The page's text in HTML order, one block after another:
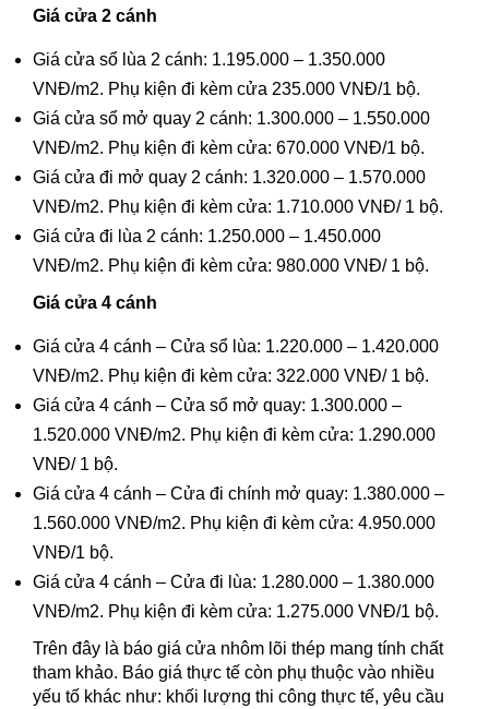
Giá cửa 2 cánh
Giá cửa sổ lùa 2 cánh: 1.195.000 – 1.350.000
VNĐ/m2. Phụ kiện đi kèm cửa 235.000 VNĐ/1 bộ.
Giá cửa sổ mở quay 2 cánh: 1.300.000 – 1.550.000
VNĐ/m2. Phụ kiện đi kèm cửa: 670.000 VNĐ/1 bộ.
Giá cửa đi mở quay 2 cánh: 1.320.000 – 1.570.000
VNĐ/m2. Phụ kiện đi kèm cửa: 1.710.000 VNĐ/ 1 bộ.
Giá cửa đi lùa 2 cánh: 1.250.000 – 1.450.000
VNĐ/m2. Phụ kiện đi kèm cửa: 980.000 VNĐ/ 1 bộ.
Giá cửa 4 cánh
Giá cửa 4 cánh – Cửa sổ lùa: 1.220.000 – 1.420.000
VNĐ/m2. Phụ kiện đi kèm cửa: 322.000 VNĐ/ 1 bộ.
Giá cửa 4 cánh – Cửa sổ mở quay: 1.300.000 –
1.520.000 VNĐ/m2. Phụ kiện đi kèm cửa: 1.290.000
VNĐ/ 1 bộ.
Giá cửa 4 cánh – Cửa đi chính mở quay: 1.380.000 –
1.560.000 VNĐ/m2. Phụ kiện đi kèm cửa: 4.950.000
VNĐ/1 bộ.
Giá cửa 4 cánh – Cửa đi lùa: 1.280.000 – 1.380.000
VNĐ/m2. Phụ kiện đi kèm cửa: 1.275.000 VNĐ/1 bộ.
Trên đây là báo giá cửa nhôm lõi thép mang tính chất
tham khảo. Báo giá thực tế còn phụ thuộc vào nhiều
yếu tố khác như: khối lượng thi công thực tế, yêu cầu